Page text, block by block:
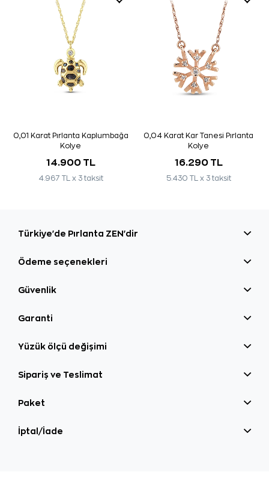
0,01 Karat Pırlanta Kaplumbağa
Kolye
14.900 TL
4.967 TL x 3 taksit
0,04 Karat Kar Tanesi Pırlanta
Kolye
16.290 TL
5.430 TL x 3 taksit
Türkiye'de Pırlanta ZEN'dir
Ödeme seçenekleri
Güvenlik
Garanti
Yüzük ölçü değişimi
Sipariş ve Teslimat
Paket
İptal/İade